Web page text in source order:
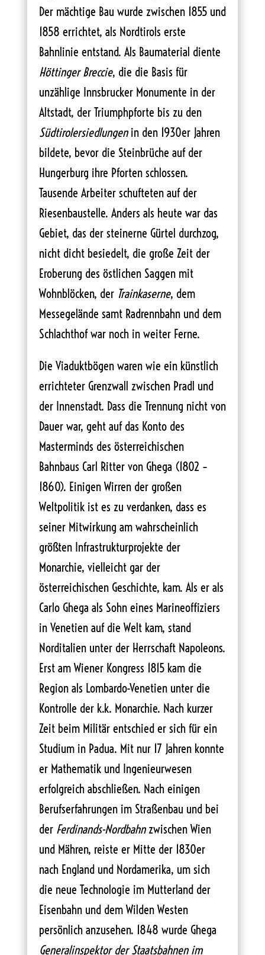
Der mächtige Bau wurde zwischen 1855 und
1858 errichtet, als Nordtirols erste
Bahnlinie entstand. Als Baumaterial diente
Höttinger Breccie, die die Basis für
unzählige Innsbrucker Monumente in der
Altstadt, der Triumphpforte bis zu den
Südtirolersiedlungenin den 1930er Jahren
bildete, bevor die Steinbrüche auf der
Hungerburg ihre Pforten schlossen.
Tausende Arbeiter schufteten auf der
Riesenbaustelle. Anders als heute war das
Gebiet, das der steinerne Gürtel durchzog,
nicht dicht besiedelt, die große Zeit der
Eroberung des östlichen Saggen mit
Wohnblöcken, der Trainkaserne, dem
Messegelände samt Radrennbahn und dem
Schlachthof war noch in weiter Ferne.
Die Viaduktbögen waren wie ein künstlich
errichteter Grenzwall zwischen Pradl und
der Innenstadt. Dass die Trennung nicht von
Dauer war, geht auf das Konto des
Masterminds des österreichischen
Bahnbaus Carl Ritter von Ghega (1802 –
1860). Einigen Wirren der großen
Weltpolitik ist es zu verdanken, dass es
seiner Mitwirkung am wahrscheinlich
größten Infrastrukturprojekte der
Monarchie, vielleicht gar der
österreichischen Geschichte, kam. Als er als
Carlo Ghega als Sohn eines Marineoffiziers
in Venetien auf die Welt kam, stand
Norditalien unter der Herrschaft Napoleons.
Erst am Wiener Kongress 1815 kam die
Region als Lombardo-Venetien unter die
Kontrolle der k.k. Monarchie. Nach kurzer
Zeit beim Militär entschied er sich für ein
Studium in Padua. Mit nur 17 Jahren konnte
er Mathematik und Ingenieurwesen
erfolgreich abschließen. Nach einigen
Berufserfahrungen im Straßenbau und bei
der Ferdinands-Nordbahnzwischen Wien
und Mähren, reiste er Mitte der 1830er
nach England und Nordamerika, um sich
die neue Technologie im Mutterland der
Eisenbahn und dem Wilden Westen
persönlich anzusehen. 1848 wurde Ghega
Generalinspektor der Staatsbahnen im